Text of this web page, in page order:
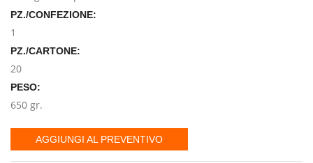
PZ./CONFEZIONE:
1
PZ./CARTONE:
20
PESO:
650 gr.
AGGIUNGI AL PREVENTIVO